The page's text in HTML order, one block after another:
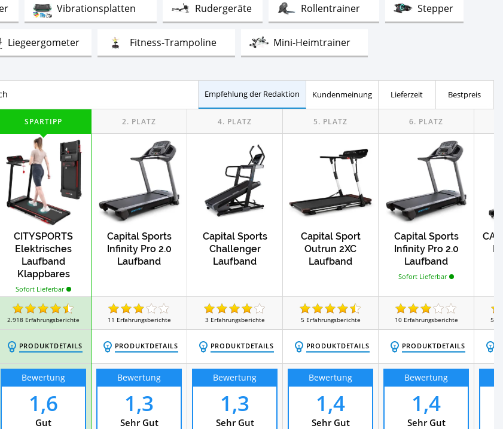
Test Vibrationsplatten RudergeräteTest RollentrainerTest StepperTest
LiegeergometerTest Fitness-TrampolineTest Mini-HeimtrainerTest
Test MAXXUS LaufbänderTest SPORTSTECH LaufbänderTest
Test
SPORTS im Vergleich Empfehlung der Redaktion Kundenmeinung Lieferzeit Bestpreis
CITYSPORTS
Elektrisches
Laufband
Klappbares
Laufband
Sofort Lieferbar
Capital Sports
Infinity Pro 2.0
Laufband
Capital Sports
Challenger
Laufband
Capital Sport
Outrun 2XC
Laufband
Capital Sports
Infinity Pro 2.0
Laufband
Sofort Lieferbar
2.918 Erfahrungsberichte 11 Erfahrungsberichte 3 Erfahrungsberichte 5 Erfahrungsberichte 10 Erfahrungsberichte 52
PRODUKTDETAILS PRODUKTDETAILS PRODUKTDETAILS PRODUKTDETAILS PRODUKTDETAILS
Bewertung
1,6
Gut
Bewertung
1,3
Sehr Gut
Bewertung
1,3
Sehr Gut
Bewertung
1,4
Sehr Gut
Bewertung
1,4
Sehr Gut